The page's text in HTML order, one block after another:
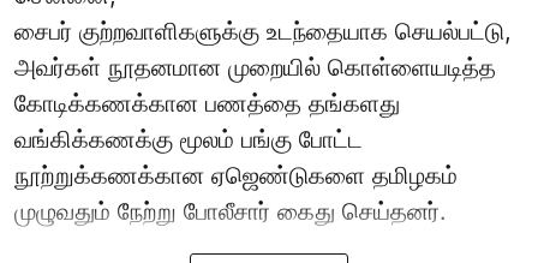
சைபர் குற்றவாளிகளுக்கு உடந்தையாக செயல்பட்டு,
அவர்கள் நூதனமான முறையில் கொள்ளையடித்த
கோடிக்கணக்கான பணத்தை தங்களது
வங்கிக்கணக்கு மூலம் பங்கு போட்ட
நூற்றுக்கணக்கான ஏஜெண்டுகளை தமிழகம்
முழுவதும் நேற்று போலீசார் கைது செய்தனர்.